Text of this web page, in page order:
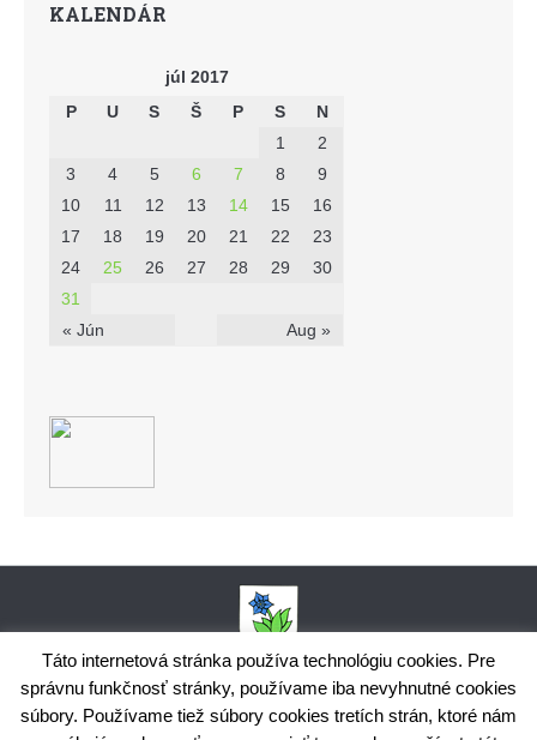
KALENDÁR
júl 2017
P
U S Š P S N
« Jún Aug »
1
2
3
4 5 6 7 8
9
10
11 12 13 14 15
16
17
18 19 20 21 22
23
24
25 26 27 28 29
30
31
Obecný úrad Bodiná, č. 102, 018 15 Prečín,
+421424398035,www.bodina.eu
Táto internetová stránka používa technológiu cookies. Pre
správnu funkčnosť stránky, používame iba nevyhnutné cookies
súbory. Používame tiež súbory cookies tretích strán, ktoré nám